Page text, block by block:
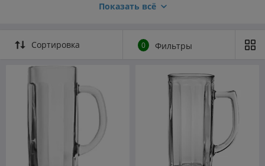
должна быть совершенно особенной, чтобы уже при первом взгляде
Показать всё
Сортировка 0 Фильтры